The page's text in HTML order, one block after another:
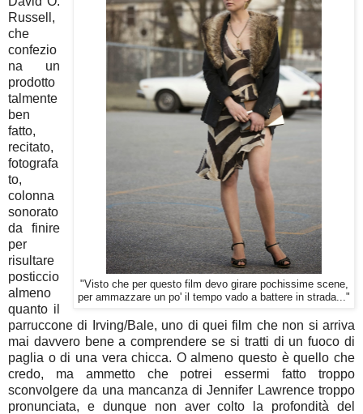
"Visto che per questo film devo girare pochissime scene,
per ammazzare un po' il tempo vado a battere in strada..."
Russell,
che
confezio
na un
prodotto
talmente
ben
fatto,
recitato,
fotografa
to,
colonna
sonorato
da finire
per
risultare
posticcio
almeno
quanto il
parruccone di Irving/Bale, uno di quei film che non si arriva
mai davvero bene a comprendere se si tratti di un fuoco di
paglia o di una vera chicca. O almeno questo è quello che
credo, ma ammetto che potrei essermi fatto troppo
sconvolgere da una mancanza di Jennifer Lawrence troppo
pronunciata, e dunque non aver colto la profondità del